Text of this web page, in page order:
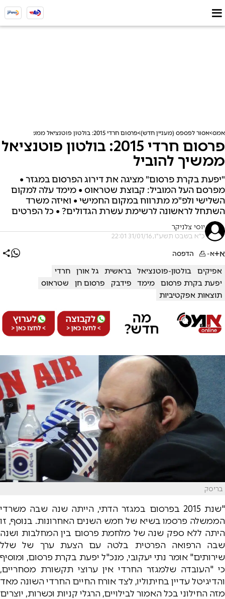
אמס אסור לפספס (מעניין חדש) פרסום חרדי 2015: בולטון פוטנציאל ממשיך להוביל
פרסום חרדי 2015: בולטון פוטנציאל
ממשיך להוביל
"יפעת בקרת פרסום" מציגה את דירוג הפרסום במגזר •
מפרסם העל המוביל: קבוצת שטראוס • מימד עלה למקום
השלישי ולפ"מ מתרווח במקום החמישי • ואיזה משרד
השתחל לראשונה לרשימת עשרת הגדולים? • כל הפרטים
יוסי צלניקר
כ"א בשבט תשע"ו, 31/01/16 22:01
א+א- הדפסה
אפיקים בולטון-פוטנציאל בראשית גל אורן
חרדי
יפעת בקרת פרסום
מימד פידבק פרסום חן
שטראוס
תוצאות אפקטיביות
בריסק
"שנת 2015 בפרסום במגזר הדתי, הייתה שנה שבה משרדי
הממשלה פרסמו בשיא של חמש השנים האחרונות. בנוסף, זו
היתה ללא ספק שנה של מלחמת פרסום בין המחלבות ושנה
שבה הרפואה הפרטית בלטה עם הצעת ערך של שלל
שירותים" אומר נתי יעקובי, מנכ"ל יפעת בקרת פרסום, ומוסיף
כי "העובדה שלמגזר החרדי אין ערוצי תקשורת מסחריים,
והדיגיטל עדיין בחיתוליו, לצד אורח החיים החרדי השונה מאד
מזה החילוני בכל האמור לבילויים, הרגלי קניות וכשרות, יוצרים